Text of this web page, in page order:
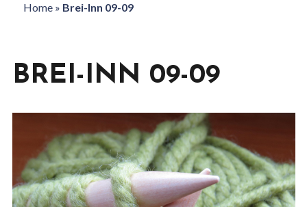
Home» Brei-Inn 09-09
BREI-INN 09-09